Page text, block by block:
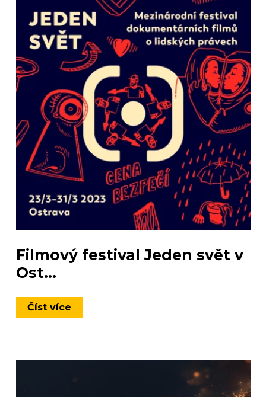
Filmový festival Jeden svět v
Ost...
Číst více